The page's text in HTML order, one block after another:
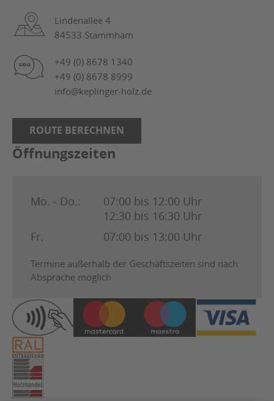
Lindenallee 4
84533 Stammham
+49 (0) 8678 1340
+49 (0) 8678 8999
info@keplinger-holz.de
ROUTE BERECHNEN
Öffnungszeiten
Mo. - Do.:
07:00 bis 12:00 Uhr
12:30 bis 16:30 Uhr
Fr.
07:00 bis 13:00 Uhr
Termine außerhalb der Geschäftszeiten sind nach
Absprache möglich